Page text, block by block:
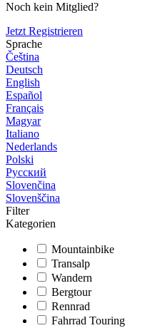
Noch kein Mitglied?
Jetzt Registrieren
Sprache
Čeština
Deutsch
English
Español
Français
Magyar
Italiano
Nederlands
Polski
Русский
Slovenčina
Slovenščina
Filter
Kategorien
Mountainbike
Transalp
Wandern
Bergtour
Rennrad
Fahrrad Touring